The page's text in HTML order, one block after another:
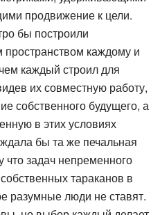
продвижение к цели.
бы построили
каждому и
каждый строил для
их совместную работу,
собственного будущего, а
в этих условиях
бы та же печальная
что задач непременного
тараканов в
разумные люди не ставят.